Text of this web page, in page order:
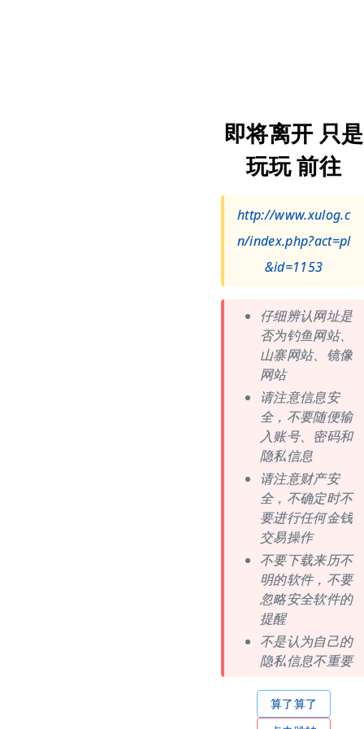
即将离开 只是
玩玩 前往
http://www.xulog.c
n/index.php?act=pl
&id=1153
仔细辨认网址是
否为钓鱼网站、
山寨网站、镜像
网站
请注意信息安
全，不要随便输
入账号、密码和
隐私信息
请注意财产安
全，不确定时不
要进行任何金钱
交易操作
不要下载来历不
明的软件，不要
忽略安全软件的
提醒
不是认为自己的
隐私信息不重要
算了算了